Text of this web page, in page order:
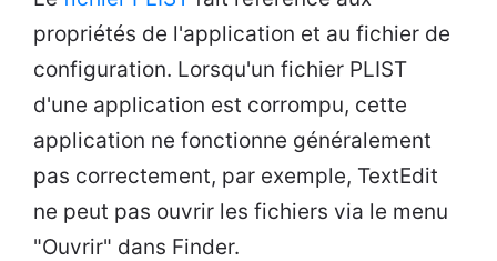
propriétés de l'application et au fichier de
configuration. Lorsqu'un fichier PLIST
d'une application est corrompu, cette
application ne fonctionne généralement
pas correctement, par exemple, TextEdit
ne peut pas ouvrir les fichiers via le menu
"Ouvrir" dans Finder.